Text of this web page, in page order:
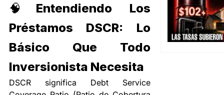
🧠Entendiendo Los
Préstamos DSCR: Lo
Básico Que Todo
Inversionista Necesita
DSCR significa Debt Service